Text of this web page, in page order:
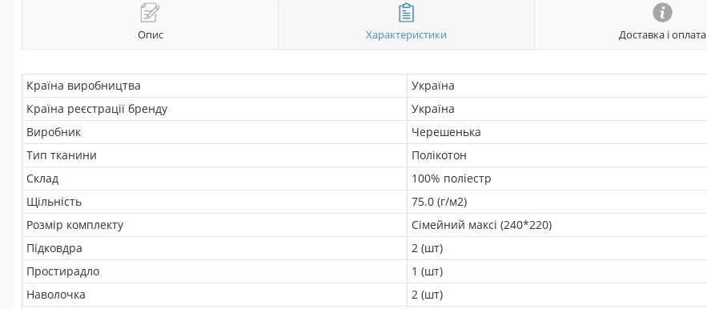
Опис Характеристики Доставка і оплата
Країна виробництва
Україна
Країна реєстрації бренду
Україна
Виробник
Черешенька
Тип тканини
Полікотон
Склад
100% поліестр
Щільність
75.0 (г/м2)
Розмір комплекту
Сімейний максі (240*220)
Підковдра
2 (шт)
Простирадло
1 (шт)
Наволочка
2 (шт)